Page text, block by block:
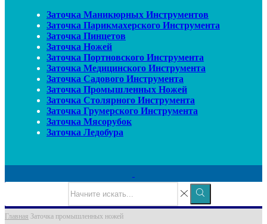
Заточка Маникюрных Инструментов
Заточка Парикмахерского Инструмента
Заточка Пинцетов
Заточка Ножей
Заточка Портновского Инструмента
Заточка Медицинского Инструмента
Заточка Садового Инструмента
Заточка Промышленных Ножей
Заточка Столярного Инструмента
Заточка Грумерского Инструмента
Заточка Мясорубок
Заточка Ледобура
Главная Заточка промышленных ножей